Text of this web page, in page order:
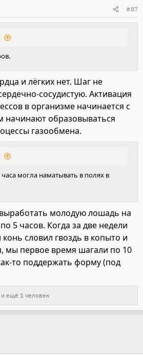
#87
и лёгких нет. Шаг не
сосудистую. Активация
в организме начинается с
начинают образовываться
газообмена.
могла наматывать в полях в
молодую лошадь на
5 часов. Когда за две недели
словил гвоздь в копыто и
мы первое время шагали по 10
то поддержать форму (под
и ещё 1 человек